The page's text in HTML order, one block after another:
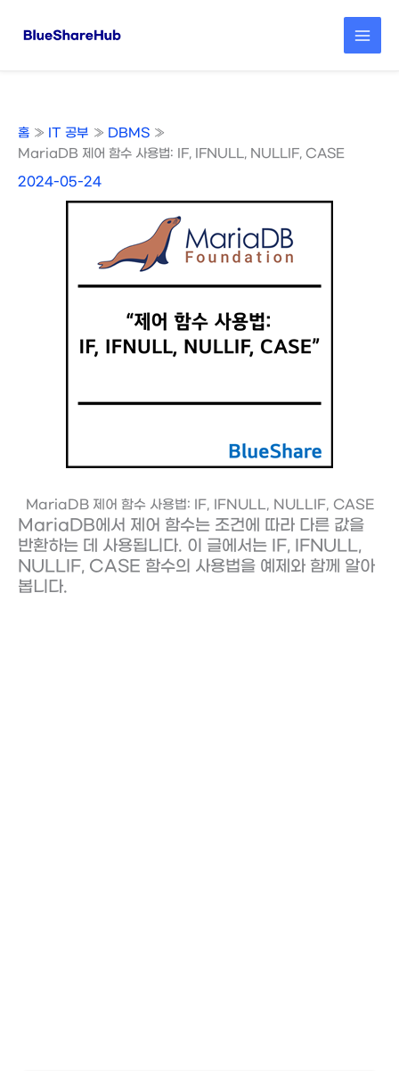
홈 IT 공부
DBMS
MariaDB 제어 함수 사용법: IF, IFNULL, NULLIF, CASE
2024-05-24
MariaDB 제어 함수 사용법: IF, IFNULL, NULLIF, CASE
MariaDB에서 제어 함수는 조건에 따라 다른 값을
반환하는 데 사용됩니다. 이 글에서는 IF, IFNULL,
NULLIF, CASE 함수의 사용법을 예제와 함께 알아
봅니다.